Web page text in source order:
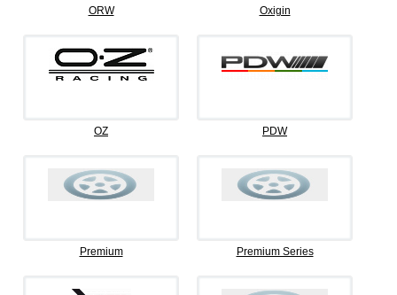
ORW Oxigin
OZ PDW
Premium Premium Series